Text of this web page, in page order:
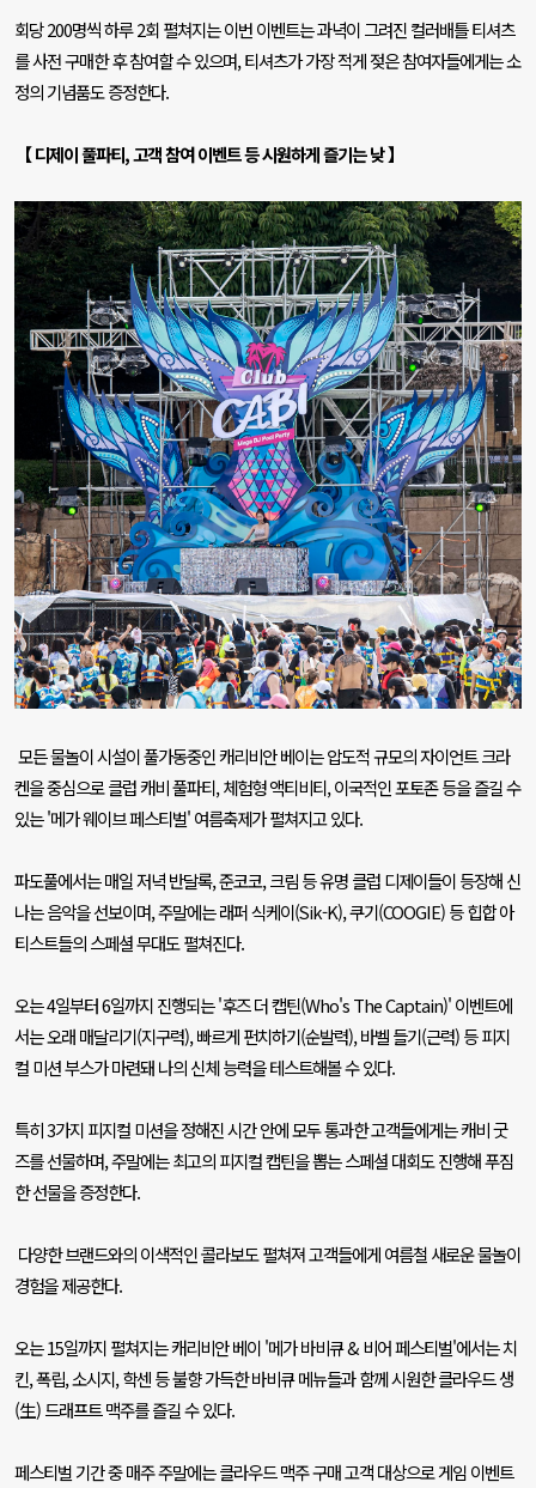
회당200명씩 하루2회 펼쳐지는 이번 이벤트는 과녁이 그려진 컬러배틀 티셔츠
를 사전 구매한 후 참여할 수 있으며,티셔츠가 가장 적게 젖은 참여자들에게는 소
정의 기념품도 증정한다.
【 디제이 풀파티,고객 참여 이벤트 등 시원하게 즐기는 낮 】
모든 물놀이 시설이 풀가동중인 캐리비안 베이는 압도적 규모의 자이언트 크라
켄을 중심으로 클럽 캐비 풀파티,체험형 액티비티,이국적인 포토존 등을 즐길 수
있는'메가 웨이브 페스티벌'여름축제가 펼쳐지고 있다.
파도풀에서는 매일 저녁 반달록,준코코,크림 등 유명 클럽 디제이들이 등장해 신
나는 음악을 선보이며,주말에는 래퍼 식케이(Sik-K),쿠기(COOGIE)등 힙합 아
티스트들의 스페셜 무대도 펼쳐진다.
오는4일부터6일까지 진행되는'후즈 더 캡틴(Who's The Captain)'이벤트에
서는 오래 매달리기(지구력),빠르게 펀치하기(순발력),바벨 들기(근력)등 피지
컬 미션 부스가 마련돼 나의 신체 능력을 테스트해볼 수 있다.
특히3가지 피지컬 미션을 정해진 시간 안에 모두 통과한 고객들에게는 캐비 굿
즈를 선물하며,주말에는 최고의 피지컬 캡틴을 뽑는 스페셜 대회도 진행해 푸짐
한 선물을 증정한다.
다양한 브랜드와의 이색적인 콜라보도 펼쳐져 고객들에게 여름철 새로운 물놀이
경험을 제공한다.
오는15일까지 펼쳐지는 캐리비안 베이'메가 바비큐&비어 페스티벌'에서는 치
킨,폭립,소시지,학센 등 불향 가득한 바비큐 메뉴들과 함께 시원한 클라우드 생
(生)드래프트 맥주를 즐길 수 있다.
페스티벌 기간 중 매주 주말에는 클라우드 맥주 구매 고객 대상으로 게임 이벤트